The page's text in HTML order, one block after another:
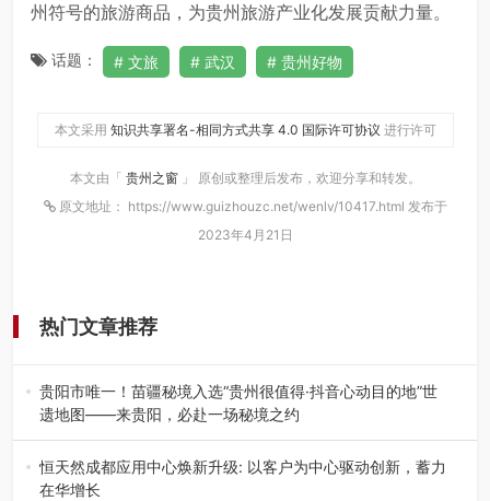
州符号的旅游商品，为贵州旅游产业化发展贡献力量。
话题： 文旅 武汉 贵州好物
本文采用 知识共享署名-相同方式共享 4.0 国际许可协议 进行许可
本文由「 贵州之窗 」 原创或整理后发布，欢迎分享和转发。
原文地址： https://www.guizhouzc.net/wenlv/10417.html 发布于
2023年4月21日
热门文章推荐
贵阳市唯一！苗疆秘境入选“贵州很值得·抖音心动目的地”世
遗地图——来贵阳，必赴一场秘境之约
2026年7月21日，2026年“贵州很值得”暨抖音“心动目的
地”（贵州站）主题…
恒天然成都应用中心焕新升级: 以客户为中心驱动创新，蓄力
在华增长